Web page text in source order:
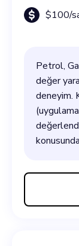
$100/
Petrol,
değer
deneyim.